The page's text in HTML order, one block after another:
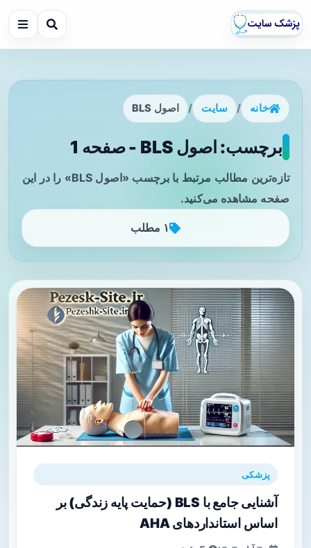
خانه / سایت / اصول BLS
برچسب: اصول BLS - صفحه 1
تازه‌ترین مطالب مرتبط با برچسب «اصول BLS» را در این
صفحه مشاهده می‌کنید.
۱ مطلب
پزشکی
آشنایی جامع با BLS (حمایت پایه زندگی) بر
اساس استانداردهای AHA